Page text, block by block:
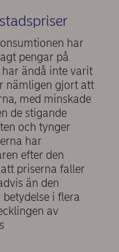
har
pengar på
ändå inte varit
nämligen gjort att
med minskade
de stigande
och tynger
har
efter den
priserna faller
än den
i flera
av